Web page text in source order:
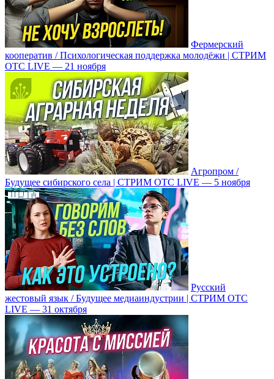
Фермерский
кооператив / Психологическая поддержка молодёжи | СТРИМ
ОТС LIVE — 21 ноября
Агропром /
Будущее сибирского села | СТРИМ ОТС LIVE — 5 ноября
Русский
жестовый язык / Будущее медиаиндустрии | СТРИМ ОТС
LIVE — 31 октября